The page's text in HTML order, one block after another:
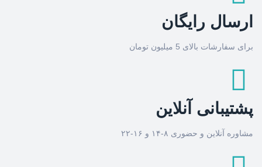
ارسال رایگان
برای سفارشات بالای 5 میلیون تومان
پشتیبانی آنلاین
مشاوره آنلاین و حضوری ۸-۱۴ و ۱۶-۲۲